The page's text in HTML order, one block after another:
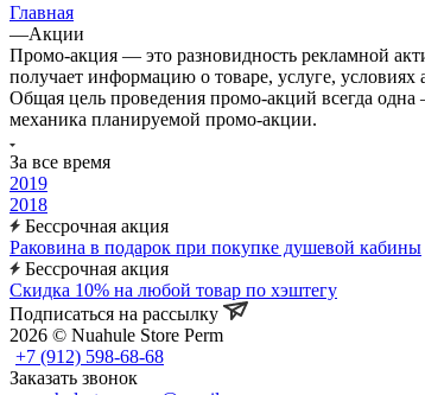
Главная
—Акции
Промо-акция — это разновидность рекламной
получает информацию о товаре, услуге, условиях
Общая цель проведения промо-акций всегда одна
механика планируемой промо-акции.
За все время
2019
2018
Бессрочная акция
Раковина в подарок при покупке душевой кабины
Бессрочная акция
Скидка 10% на любой товар по хэштегу
Подписаться на рассылку
2026 © Nuahule Store Perm
+7 (912) 598-68-68
Заказать звонок